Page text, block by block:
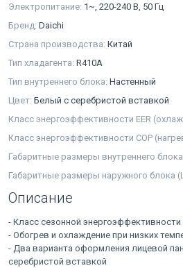
Электропитание: 1~, 220-240 В, 50 Гц
Бренд: Daichi
Страна производства: Китай
Тип хладагента: R410A
Тип внутреннего блока: Настенный
Цвет: Белый с серебристой вставкой
Класс энергоэффективности EER
Класс энергоэффективности COP
Габаритные размеры внутреннего
Габаритные размеры наружного блока
Описание
- Класс сезонной энергоэффективности
- Обогрев и охлаждение при низких
- Два варианта оформления лицевой
серебристой вставкой